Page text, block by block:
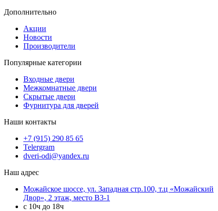
Дополнительно
Акции
Новости
Производители
Популярные категории
Входные двери
Межкомнатные двери
Скрытые двери
Фурнитура для дверей
Наши контакты
+7 (915) 290 85 65
Telergram
dveri-odi@yandex.ru
Наш адрес
Можайское шоссе, ул. Западная стр.100, т.ц «Можайский
Двор», 2 этаж, место B3-1
с 10ч до 18ч